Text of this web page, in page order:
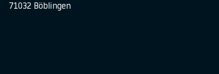
71032 Böblingen